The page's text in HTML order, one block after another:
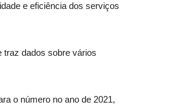
e eficiência dos serviços
traz dados sobre vários
o número no ano de 2021,